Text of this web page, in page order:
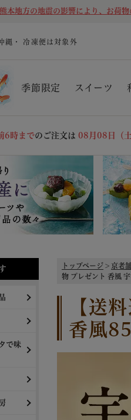
熊本地方の地震の影響により、お荷
縄・ 冷凍便は対象外
季節限定 スイーツ
6時までのご注文は 08月08日（土
で味
トップページ 京老
物 プレゼント 香風
【送
香風